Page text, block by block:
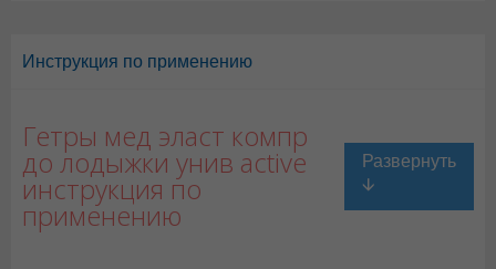
Инструкция по применению
Гетры мед эласт компр
до лодыжки унив active
инструкция по
применению